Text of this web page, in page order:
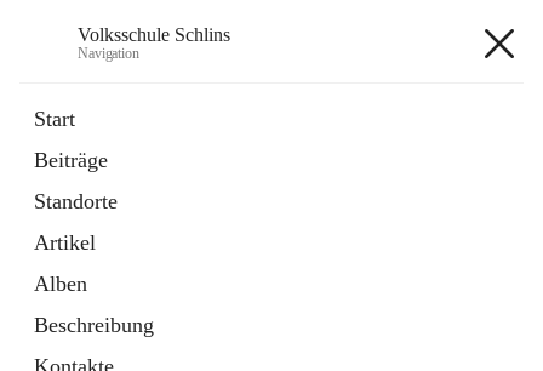
Volksschule Schlins
Navigation
Start
Beiträge
Standorte
Artikel
Alben
Beschreibung
Kontakte